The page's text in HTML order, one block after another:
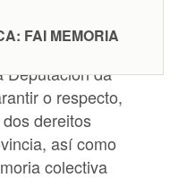
FAI MEMORIA
Deputación da
o respecto,
dereitos
así como
colectiva